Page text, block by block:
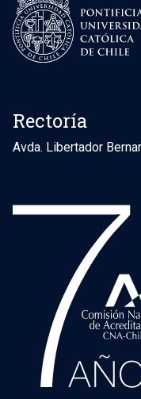
Rectoría
Avda. Libertador